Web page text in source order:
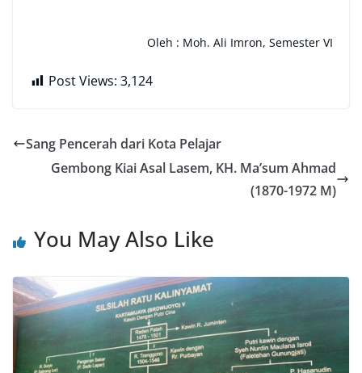
Oleh : Moh. Ali Imron, Semester VI
Post Views: 3,124
Sang Pencerah dari Kota Pelajar
Gembong Kiai Asal Lasem, KH. Ma’sum Ahmad
(1870-1972 M)
You May Also Like